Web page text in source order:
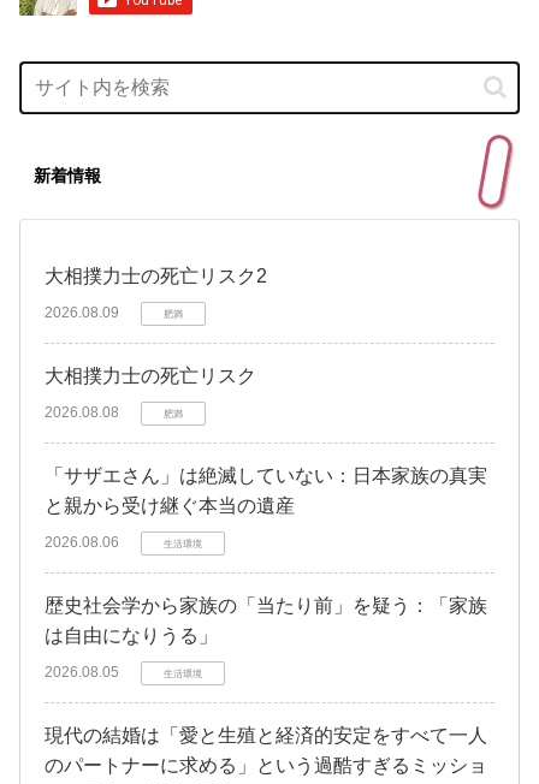
新着情報
大相撲力士の死亡リスク2
2026.08.09 肥満
大相撲力士の死亡リスク
2026.08.08 肥満
「サザエさん」は絶滅していない：日本家族の真実
と親から受け継ぐ本当の遺産
2026.08.06 生活環境
歴史社会学から家族の「当たり前」を疑う：「家族
は自由になりうる」
2026.08.05 生活環境
現代の結婚は「愛と生殖と経済的安定をすべて一人
のパートナーに求める」という過酷すぎるミッショ